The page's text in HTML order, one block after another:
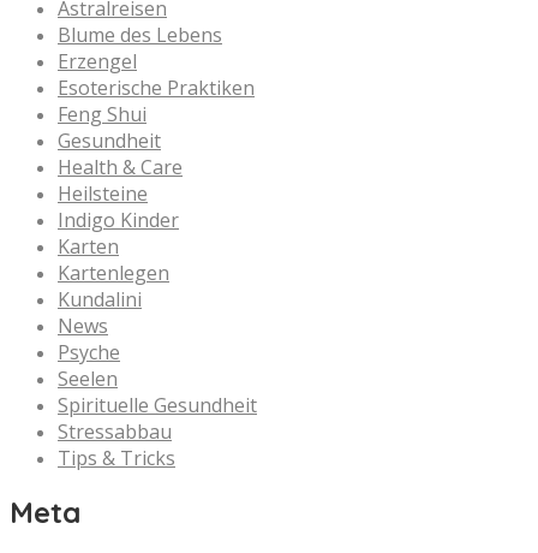
Astralreisen
Blume des Lebens
Erzengel
Esoterische Praktiken
Feng Shui
Gesundheit
Health & Care
Heilsteine
Indigo Kinder
Karten
Kartenlegen
Kundalini
News
Psyche
Seelen
Spirituelle Gesundheit
Stressabbau
Tips & Tricks
Meta